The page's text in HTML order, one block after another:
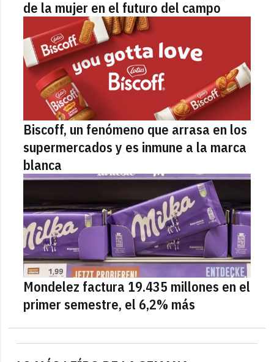
de la mujer en el futuro del campo
Biscoff, un fenómeno que arrasa en los
supermercados y es inmune a la marca
blanca
Mondelez factura 19.435 millones en el
primer semestre, el 6,2% más